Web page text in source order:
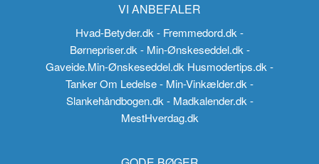
VI ANBEFALER
Hvad-Betyder.dk- Fremmedord.dk-
Børnepriser.dk - Min-Ønskeseddel.dk -
Gaveide.Min-Ønskeseddel.dk Husmodertips.dk-
Tanker Om Ledelse- Min-Vinkælder.dk-
Slankehåndbogen.dk - Madkalender.dk -
MestHverdag.dk